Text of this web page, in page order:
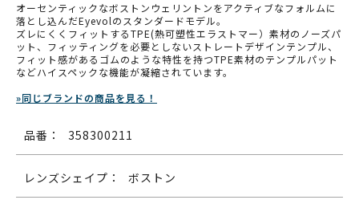
オーセンティックなボストンウェリントンをアクティブなフォルムに
落とし込んだEyevolのスタンダードモデル。
ズレにくくフィットするTPE(熱可塑性エラストマー）素材のノーズパ
ット、フィッティングを必要としないストレートデザインテンプル、
フィット感があるゴムのような特性を持つTPE素材のテンプルパット
などハイスペックな機能が凝縮されています。
»同じブランドの商品を見る！
品番： 358300211
レンズシェイプ： ボストン